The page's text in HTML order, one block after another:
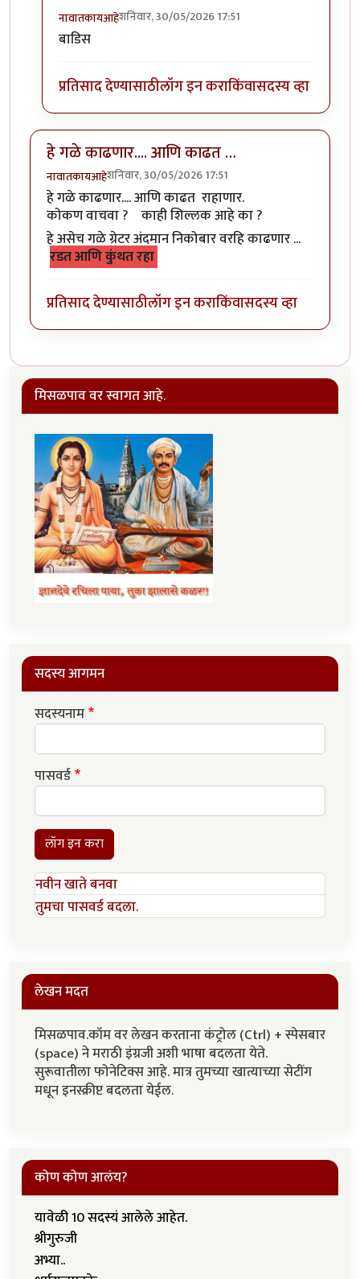
नावातकायआहेशनिवार, 30/05/2026 17:51
In reply to
बाडिस
प्रतिसाद देण्यासाठीलॉग इन कराकिंवासदस्य व्हा
हे गळे काढणार.... आणि काढत …
नावातकायआहेशनिवार, 30/05/2026 17:51
हे गळे काढणार.... आणि काढत राहाणार.
कोकण वाचवा ? काही शिल्लक आहे का ?
हे असेच गळे ग्रेटर अंदमान निकोबार वरहि काढणार ...
रडत आणि कुंथत रहा
प्रतिसाद देण्यासाठीलॉग इन कराकिंवासदस्य व्हा
मिसळपाव वर स्वागत आहे.
सदस्य आगमन
सदस्यनाम
पासवर्ड
लॉग इन करा
नवीन खाते बनवा
तुमचा पासवर्ड बदला.
लेखन मदत
मिसळपाव.कॉम वर लेखन करताना कंट्रोल (Ctrl) + स्पेसबार
(space) ने मराठी इंग्रजी अशी भाषा बदलता येते.
सुरूवातीला फोनेटिक्स आहे. मात्र तुमच्या खात्याच्या सेटींग
मधून इनस्क्रीप्ट बदलता येईल.
कोण कोण आलंय?
यावेळी 10 सदस्यं आलेले आहेत.
श्रीगुरुजी
अभ्या..